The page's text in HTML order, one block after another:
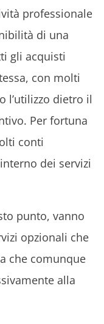
professionale
di una
gli acquisti
con molti
l’utilizzo dietro il
Per fortuna
conti
dei servizi
punto, vanno
opzionali che
che comunque
alla